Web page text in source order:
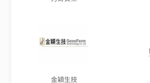
金穎生技